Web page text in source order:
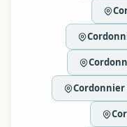
Cordonnier